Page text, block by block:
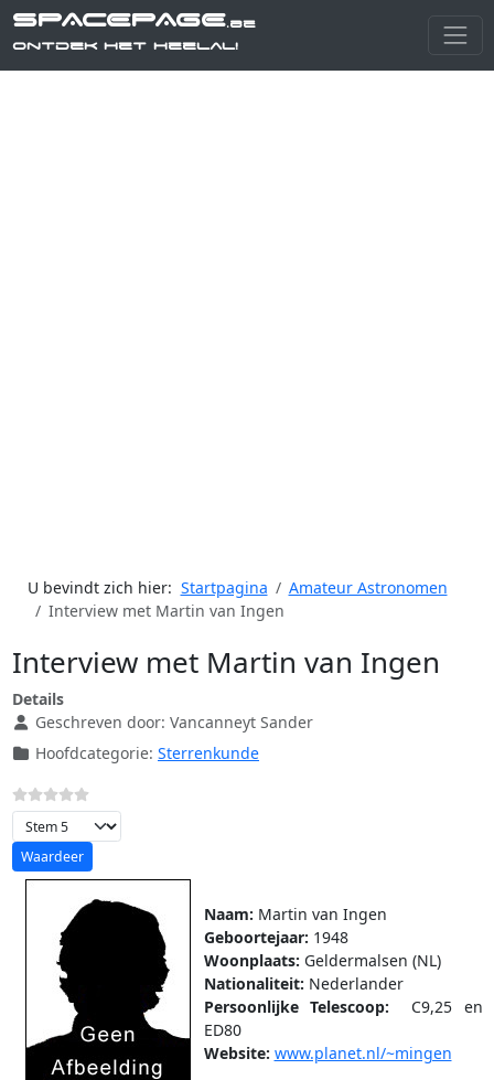
SPACEPAGE.be
Ontdek het heelal!
U bevindt zich hier: Startpagina
Amateur Astronomen
Interview met Martin van Ingen
Interview met Martin van Ingen
Details
Geschreven door: Vancanneyt Sander
Hoofdcategorie: Sterrenkunde
Voeg waardering toe
Naam: Martin van Ingen
Geboortejaar: 1948
Woonplaats: Geldermalsen (NL)
Nationaliteit: Nederlander
Persoonlijke Telescoop: C9,25 en
ED80
Website: www.planet.nl/~mingen